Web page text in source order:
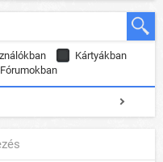
Kártyákban
Fórumokban